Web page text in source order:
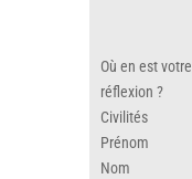
Où en est votre
réflexion ?
Civilités
Prénom
Nom